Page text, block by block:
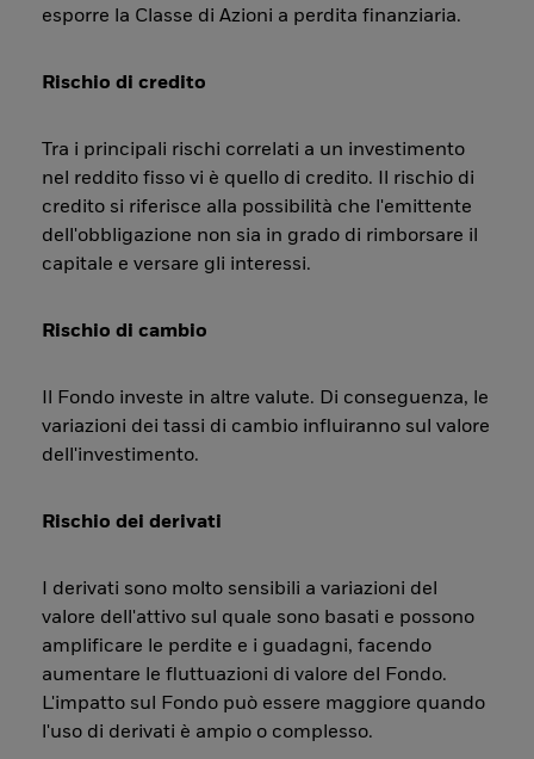
esporre la Classe di Azioni a perdita finanziaria.
Rischio di credito
Tra i principali rischi correlati a un investimento
nel reddito fisso vi è quello di credito. Il rischio di
credito si riferisce alla possibilità che l'emittente
dell'obbligazione non sia in grado di rimborsare il
capitale e versare gli interessi.
Rischio di cambio
Il Fondo investe in altre valute. Di conseguenza, le
variazioni dei tassi di cambio influiranno sul valore
dell'investimento.
Rischio dei derivati
I derivati sono molto sensibili a variazioni del
valore dell'attivo sul quale sono basati e possono
amplificare le perdite e i guadagni, facendo
aumentare le fluttuazioni di valore del Fondo.
L'impatto sul Fondo può essere maggiore quando
l'uso di derivati è ampio o complesso.